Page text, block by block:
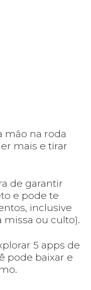
mão na roda
mais e tirar
de garantir
e pode te
inclusive
ou culto).
5 apps de
pode baixar e